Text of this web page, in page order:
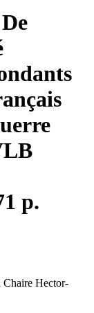
p.
Chaire Hector-